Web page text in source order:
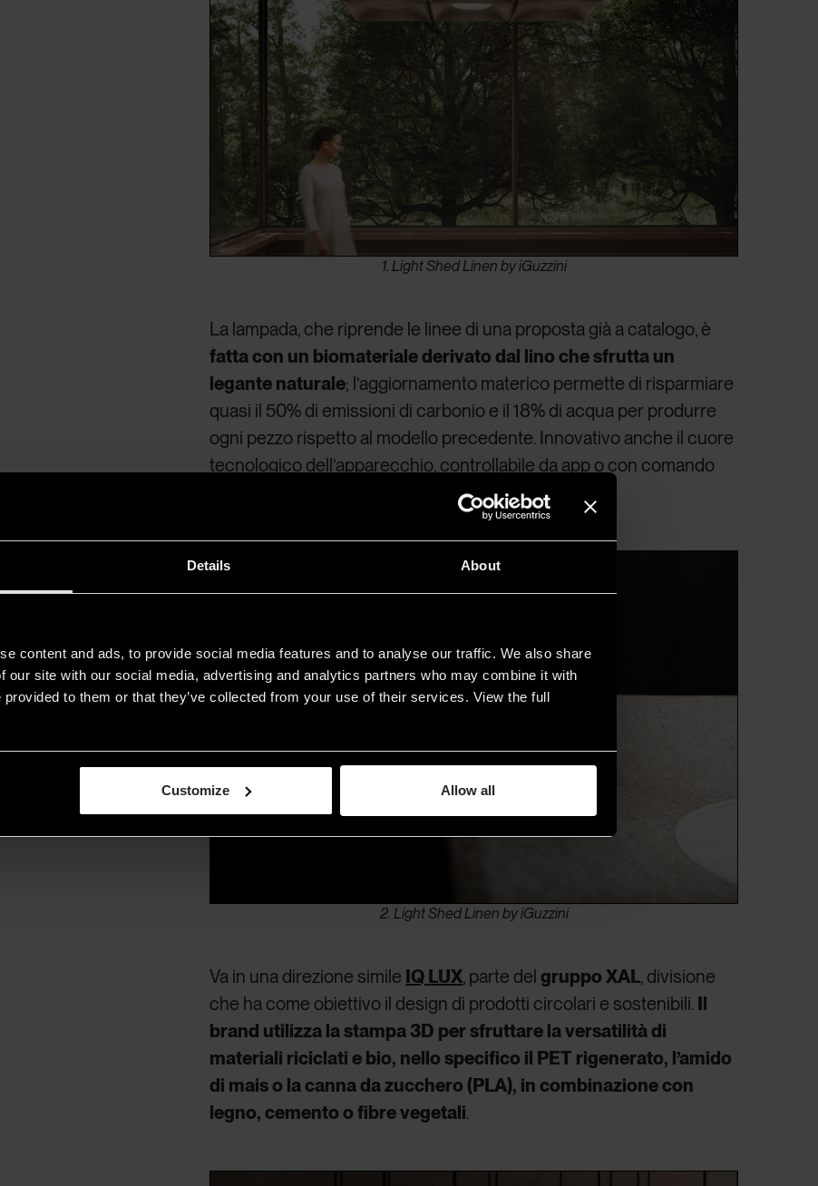
Details About
content and ads, to provide social media features and to analyse our traffic. We also share
our site with our social media, advertising and analytics partners who may combine it with
provided to them or that they’ve collected from your use of their services. View the full
Customize Allow all
1. Light Shed Linen by iGuzzini
La lampada, che riprende le linee di una proposta già a catalogo, è
fatta con un biomateriale derivato dal lino che sfrutta un
legante naturale; l’aggiornamento materico permette di risparmiare
quasi il 50% di emissioni di carbonio e il 18% di acqua per produrre
ogni pezzo rispetto al modello precedente. Innovativo anche il cuore
tecnologico dell’apparecchio, controllabile da app o con comando
2. Light Shed Linen by iGuzzini
Va in una direzione simile IQ LUX, parte delgruppo XAL, divisione
che ha come obiettivo il design di prodotti circolari e sostenibili. Il
brand utilizza la stampa 3D per sfruttare la versatilità di
materiali riciclati e bio, nello specifico il PET rigenerato, l’amido
di mais o la canna da zucchero (PLA), in combinazione con
legno, cemento o fibre vegetali.